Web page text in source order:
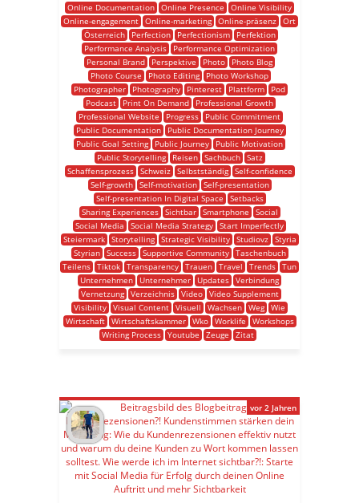
Online Documentation Online Presence
Online Visibility
Online-engagement Online-marketing Online-präsenz Ort
Österreich
Perfection Perfectionism
Perfektion
Performance Analysis
Performance Optimization
Personal Brand
Perspektive Photo
Photo Blog
Photo Course
Photo Editing
Photo Workshop
Photographer
Photography Pinterest Plattform
Pod
Podcast
Print On Demand
Professional Growth
Professional Website
Progress
Public Commitment
Public Documentation
Public Documentation Journey
Public Goal Setting
Public Journey
Public Motivation
Public Storytelling
Reisen Sachbuch
Satz
Schaffensprozess
Schweiz Selbstständig
Self-confidence
Self-growth
Self-motivation
Self-presentation
Self-presentation In Digital Space
Setbacks
Sharing Experiences
Sichtbar Smartphone
Social
Social Media
Social Media Strategy Start Imperfectly
Steiermark
Storytelling Strategic Visibility Studiovz
Styria
Styrian
Success Supportive Community
Taschenbuch
Teilens Tiktok Transparency Trauen Travel Trends Tun
Unternehmen
Unternehmer Updates Verbindung
Vernetzung
Verzeichnis Video
Video Supplement
Visibility Visual Content Visuell Wachsen Weg Wie
Wirtschaft
Wirtschaftskammer Wko Worklife
Workshops
Writing Process
Youtube Zeuge Zitat
vor 2 Jahren